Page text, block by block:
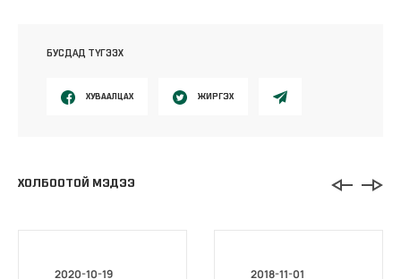
БУСДАД ТҮГЭЭХ
ХУВААЛЦАХ ЖИРГЭХ
ХОЛБООТОЙ МЭДЭЭ
2020-10-19 2018-11-01